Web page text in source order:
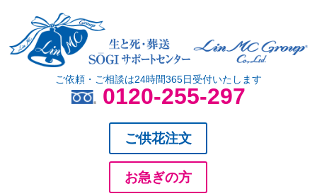
ご依頼・ご相談は24時間365日受付いたします
0120-255-297
ご供花注文
お急ぎの方